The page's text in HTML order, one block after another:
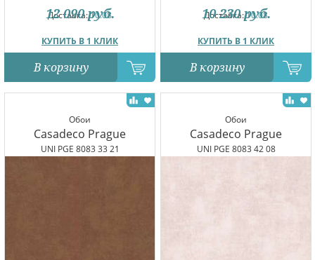
Доставка:10.08
КУПИТЬ В 1 КЛИК
12 090 руб.
В корзину
Доставка:10.08
КУПИТЬ В 1 КЛИК
10 230 руб.
В корзину
Обои
Casadeco Prague
UNI PGE 8083 33 21
Обои
Casadeco Prague
UNI PGE 8083 42 08